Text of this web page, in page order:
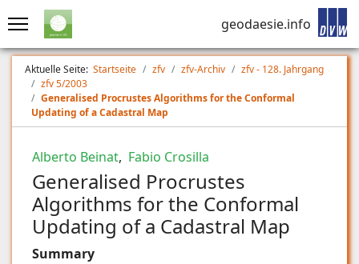
geodaesie.info
Aktuelle Seite: Startseite zfv zfv-Archiv
zfv - 128. Jahrgang
zfv 5/2003
Generalised Procrustes Algorithms for the Conformal
Updating of a Cadastral Map
Alberto Beinat, Fabio Crosilla
Generalised Procrustes
Algorithms for the Conformal
Updating of a Cadastral Map
Summary